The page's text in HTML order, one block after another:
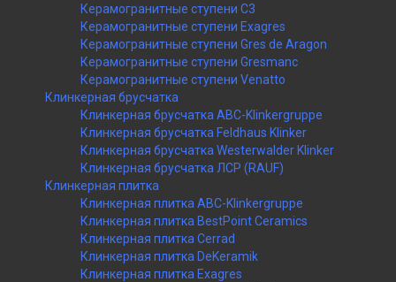
Керамогранитные ступени C3
Керамогранитные ступени Exagres
Керамогранитные ступени Gres de Aragon
Керамогранитные ступени Gresmanc
Керамогранитные ступени Venatto
Клинкерная брусчатка
Клинкерная брусчатка ABC-Klinkergruppe
Клинкерная брусчатка Feldhaus Klinker
Клинкерная брусчатка Westerwalder Klinker
Клинкерная брусчатка ЛСР (RAUF)
Клинкерная плитка
Клинкерная плитка ABC-Klinkergruppe
Клинкерная плитка BestPoint Ceramics
Клинкерная плитка Cerrad
Клинкерная плитка DeKeramik
Клинкерная плитка Exagres